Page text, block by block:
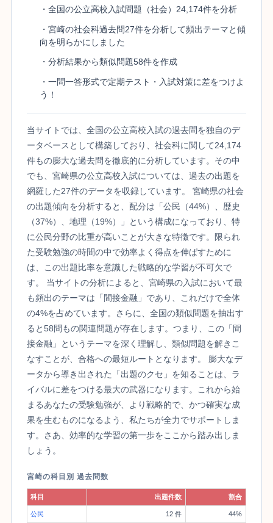
・全国の公立高校入試問題（社会）24,174件を分析
・宮崎の社会科過去問27件を分析して頻出テーマと傾
向を明らかにしました
・分析結果から類似問題58件を作成
・一問一答形式で定期テスト・入試対策に差をつけよ
う！
当サイトでは、全国の公立高校入試の過去問を独自のデ
ータベースとして構築しており、社会科に関して24,174
件もの膨大な過去問を徹底的に分析しています。その中
でも、宮崎県の公立高校入試については、過去の出題を
網羅した27件のデータを収録しています。 宮崎県の社会
の出題傾向を分析すると、配分は「公民（44%）、歴史
（37%）、地理（19%）」という構成になっており、特
に公民分野の比重が高いことが大きな特徴です。限られ
た受験勉強の時間の中で効率よく得点を伸ばすために
は、この出題比率を意識した戦略的な学習が不可欠で
す。 当サイトの分析によると、宮崎県の入試において最
も頻出のテーマは「間接金融」であり、これだけで全体
の4%を占めています。さらに、全国の類似問題を抽出す
ると58問もの関連問題が存在します。つまり、この「間
接金融」というテーマを深く理解し、類似問題を解きこ
なすことが、合格への最短ルートとなります。 膨大なデ
ータから導き出された「出題のクセ」を知ることは、ラ
イバルに差をつける最大の武器になります。これから始
まるあなたの受験勉強が、より戦略的で、かつ確実な成
果を生むものになるよう、私たちが全力でサポートしま
す。さあ、効率的な学習の第一歩をここから踏み出しま
しょう。
宮崎の科目別 過去問数
科目 出題件数 割合
公民 12 件 44%